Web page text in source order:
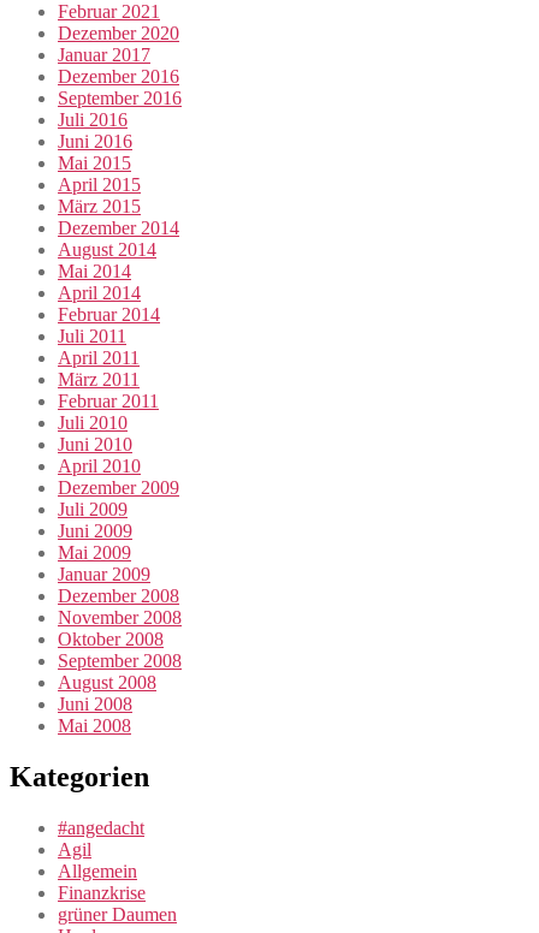
Februar 2021
Dezember 2020
Januar 2017
Dezember 2016
September 2016
Juli 2016
Juni 2016
Mai 2015
April 2015
März 2015
Dezember 2014
August 2014
Mai 2014
April 2014
Februar 2014
Juli 2011
April 2011
März 2011
Februar 2011
Juli 2010
Juni 2010
April 2010
Dezember 2009
Juli 2009
Juni 2009
Mai 2009
Januar 2009
Dezember 2008
November 2008
Oktober 2008
September 2008
August 2008
Juni 2008
Mai 2008
Kategorien
#angedacht
Agil
Allgemein
Finanzkrise
grüner Daumen